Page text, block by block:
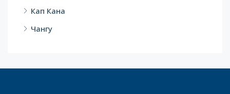
Кап Кана
Чангу